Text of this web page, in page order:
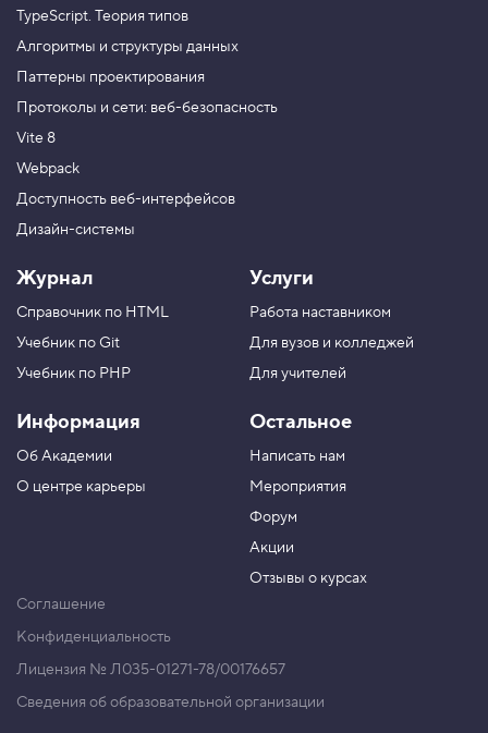
TypeScript. Теория типов
Алгоритмы и структуры данных
Паттерны проектирования
Протоколы и сети: веб-безопасность
Vite 8
Webpack
Доступность веб-интерфейсов
Дизайн-системы
Журнал
Справочник по HTML
Учебник по Git
Учебник по PHP
Информация
Об Академии
О центре карьеры
Услуги
Работа наставником
Для вузов и колледжей
Для учителей
Остальное
Написать нам
Мероприятия
Форум
Акции
Отзывы о курсах
Соглашение
Конфиденциальность
Лицензия № Л035-01271-78/00176657
Сведения об образовательной организации